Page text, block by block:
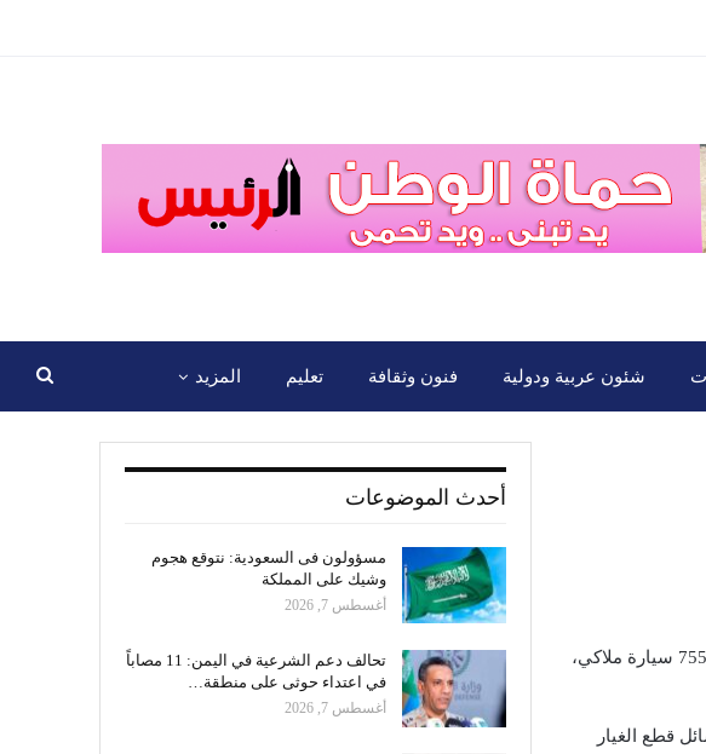
شئون عربية ودولية فنون وثقافة تعليم المزيد
أفرجت الإدارة العامة لجمارك السيارات بالإسكندرية، خلال شهر يوليو المنقضي عن 8 آلاف و802 سيارة، بينهم 7552 سيارة ملاكي،
قطع الغيار
أحدث الموضوعات
مسؤولون فى السعودية: نتوقع هجوم
وشيك على المملكة
أغسطس 7, 2026
تحالف دعم الشرعية في اليمن: 11 مصاباً
في اعتداء حوثى على منطقة…
أغسطس 7, 2026